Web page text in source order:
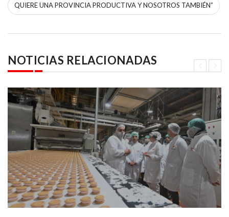
QUIERE UNA PROVINCIA PRODUCTIVA Y NOSOTROS TAMBIÉN”
NOTICIAS RELACIONADAS